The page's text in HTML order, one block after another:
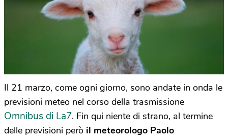
Il 21 marzo, come ogni giorno, sono andate in onda le
previsioni meteo nel corso della trasmissione
Omnibus di La7. Fin qui niente di strano, al termine
delle previsioni però il meteorologo Paolo